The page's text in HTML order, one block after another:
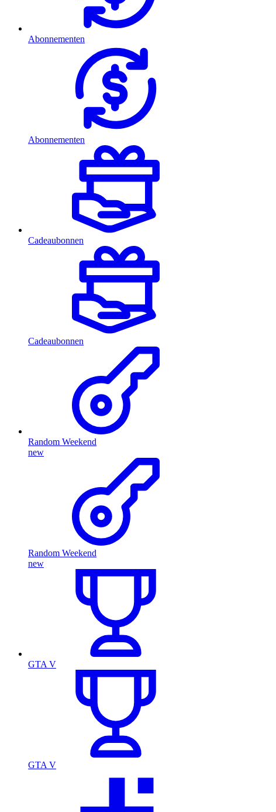
Abonnementen
Abonnementen
Cadeaubonnen
Cadeaubonnen
Random Weekend
new
Random Weekend
new
GTA V
GTA V